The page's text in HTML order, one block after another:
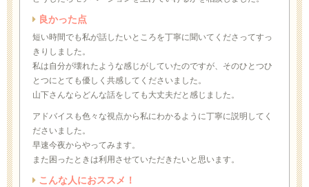
良かった点
短い時間でも私が話したいところを丁寧に聞いてくださってすっ
きりしました。
私は自分が壊れたような感じがしていたのですが、そのひとつひ
とつにとても優しく共感してくださいました。
山下さんならどんな話をしても大丈夫だと感じました。
アドバイスも色々な視点から私にわかるように丁寧に説明してく
ださいました。
早速今夜からやってみます。
また困ったときは利用させていただきたいと思います。
こんな人におススメ！